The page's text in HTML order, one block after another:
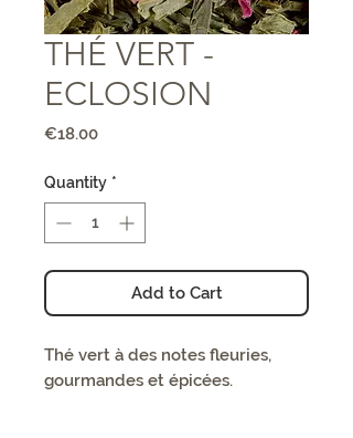
THÉ VERT -
ECLOSION
€18.00Price
Quantity *
Add to Cart
Thé vert à des notes fleuries,
gourmandes et épicées.